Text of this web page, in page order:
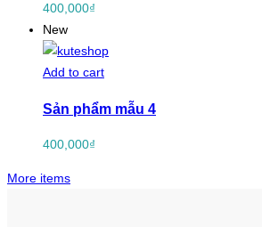
400,000₫
New
Add to cart
Sản phẩm mẫu 4
400,000₫
More items